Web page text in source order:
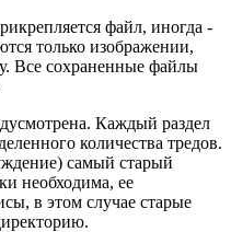
файл, иногда -
только изображении,
Все сохраненные файлы
Каждый раздел
количества тредов.
самый старый
необходима, ее
в этом случае старые